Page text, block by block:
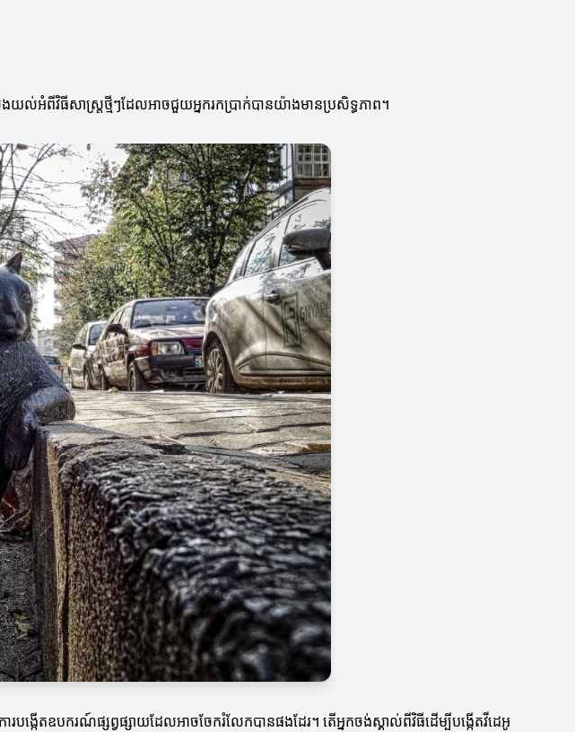
ល់អំពីវិធីសាស្ត្រថ្មីៗដែលអាចជួយអ្នករកប្រាក់បានយ៉ាងមានប្រសិទ្ធភាព។
ារបង្កើតឧបករណ៍ផ្សព្វផ្សាយដែលអាចចែករំលែកបានផងដែរ។ តើអ្នកចង់ស្គាល់ពីវិធីដើម្បីបង្កើតវីដេអូ